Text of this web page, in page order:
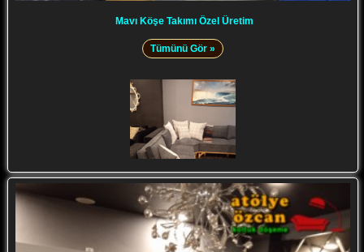
Mavı Köşe Takımı Özel Üretim
Tümünü Gör »